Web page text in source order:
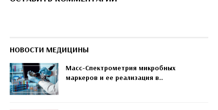
НОВОСТИ МЕДИЦИНЫ
Масс-Спектрометрия микробных
маркеров и ее реализация в..